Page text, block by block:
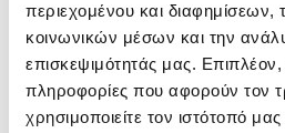
περιεχομένου και διαφημίσεων,
κοινωνικών μέσων και την
επισκεψιμότητάς μας.
πληροφορίες που αφορούν τον
χρησιμοποιείτε τον ιστότοπό
Cressi America Silicone
Snorkel Black/Tube Black –
Αναπνευστήρας